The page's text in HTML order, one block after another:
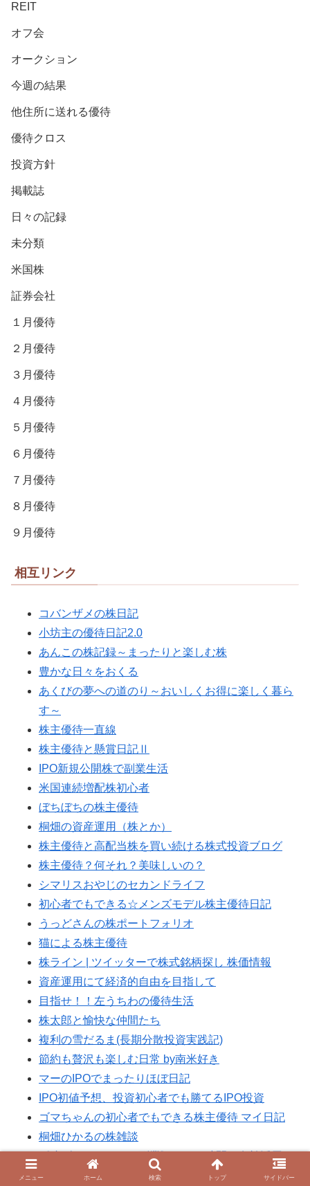
REIT
オフ会
オークション
今週の結果
他住所に送れる優待
優待クロス
投資方針
掲載誌
日々の記録
未分類
米国株
証券会社
１月優待
２月優待
３月優待
４月優待
５月優待
６月優待
７月優待
８月優待
９月優待
相互リンク
コバンザメの株日記
小坊主の優待日記2.0
あんこの株記録～まったりと楽しむ株
豊かな日々をおくる
あくびの夢への道のり～おいしくお得に楽しく暮ら
す～
株主優待一直線
株主優待と懸賞日記Ⅱ
IPO新規公開株で副業生活
米国連続増配株初心者
ぼちぼちの株主優待
桐畑の資産運用（株とか）
株主優待と高配当株を買い続ける株式投資ブログ
株主優待？何それ？美味しいの？
シマリスおやじのセカンドライフ
初心者でもできる☆メンズモデル株主優待日記
うっどさんの株ポートフォリオ
猫による株主優待
株ライン | ツイッターで株式銘柄探し 株価情報
資産運用にて経済的自由を目指して
目指せ！！左うちわの優待生活
株太郎と愉快な仲間たち
複利の雪だるま(長期分散投資実践記)
節約も贅沢も楽しむ日常 by南米好き
マーのIPOでまったりほぼ日記
IPO初値予想、投資初心者でも勝てるIPO投資
ゴマちゃんの初心者でもできる株主優待 マイ日記
桐畑ひかるの株雑談
《稼げるおすすめの副業》スキマ時間を有効活用！
株で損をしない！
メニュー ホーム 検索 トップ サイドバー